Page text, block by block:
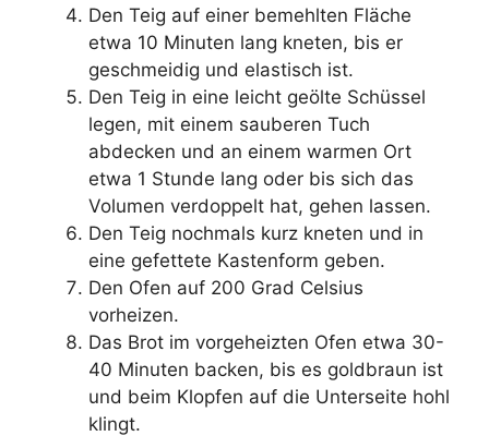
Den Teig auf einer bemehlten Fläche
etwa 10 Minuten lang kneten, bis er
geschmeidig und elastisch ist.
Den Teig in eine leicht geölte Schüssel
legen, mit einem sauberen Tuch
abdecken und an einem warmen Ort
etwa 1 Stunde lang oder bis sich das
Volumen verdoppelt hat, gehen lassen.
Den Teig nochmals kurz kneten und in
eine gefettete Kastenform geben.
Den Ofen auf 200 Grad Celsius
vorheizen.
Das Brot im vorgeheizten Ofen etwa 30-
40 Minuten backen, bis es goldbraun ist
und beim Klopfen auf die Unterseite hohl
klingt.